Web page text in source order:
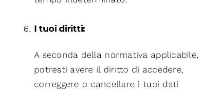
I tuoi diritti:
A seconda della normativa applicabile,
potresti avere il diritto di accedere,
correggere o cancellare i tuoi dati